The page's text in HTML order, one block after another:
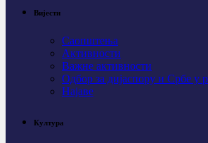
Вијести
Саопштења
Активности
Важне активности
Одбор за дијаспору и Србе у
Најаве
Култура